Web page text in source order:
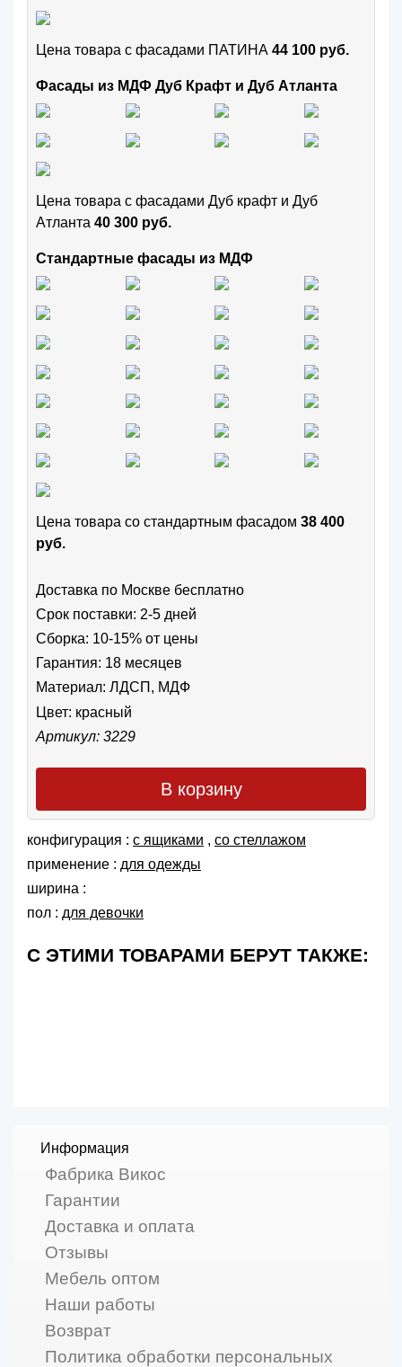
Цена товара с фасадами ПАТИНА 44 100 руб.
Фасады из МДФ Дуб Крафт и Дуб Атланта
Цена товара с фасадами Дуб крафт и Дуб
Атланта 40 300 руб.
Стандартные фасады из МДФ
Цена товара cо стандартным фасадом 38 400
руб.
Доставка по Москве бесплатно
Срок поставки: 2-5 дней
Сборка: 10-15% от цены
Гарантия: 18 месяцев
Материал: ЛДСП, МДФ
Цвет: красный
Артикул: 3229
В корзину
конфигурация : с ящиками , со стеллажом
применение : для одежды
ширина :
пол : для девочки
С ЭТИМИ ТОВАРАМИ БЕРУТ ТАКЖЕ:
Информация
Фабрика Викос
Гарантии
Доставка и оплата
Отзывы
Мебель оптом
Наши работы
Возврат
Политика обработки персональных